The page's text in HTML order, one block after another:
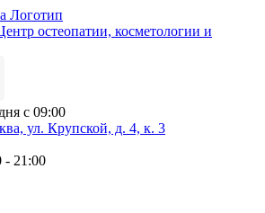
остеопатии, косметологии и
с 09:00
ул. Крупской, д. 4, к. 3
- 21:00